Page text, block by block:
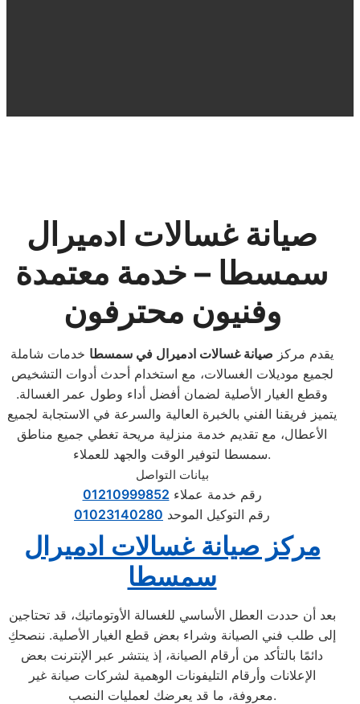
صيانة غسالات ادميرال
سمسطا – خدمة معتمدة
وفنيون محترفون
يقدم مركز صيانة غسالات ادميرال في سمسطا خدمات شاملة
لجميع موديلات الغسالات، مع استخدام أحدث أدوات التشخيص
وقطع الغيار الأصلية لضمان أفضل أداء وطول عمر الغسالة.
يتميز فريقنا الفني بالخبرة العالية والسرعة في الاستجابة لجميع
الأعطال، مع تقديم خدمة منزلية مريحة تغطي جميع مناطق
سمسطا لتوفير الوقت والجهد للعملاء.
بيانات التواصل
رقم خدمة عملاء 01210999852
رقم التوكيل الموحد 01023140280
مركز صيانة غسالات ادميرال
سمسطا
بعد أن حددت العطل الأساسي للغسالة الأوتوماتيك، قد تحتاجين
إلى طلب فني الصيانة وشراء بعض قطع الغيار الأصلية. ننصحكِ
دائمًا بالتأكد من أرقام الصيانة، إذ ينتشر عبر الإنترنت بعض
الإعلانات وأرقام التليفونات الوهمية لشركات صيانة غير
معروفة، ما قد يعرضك لعمليات النصب.